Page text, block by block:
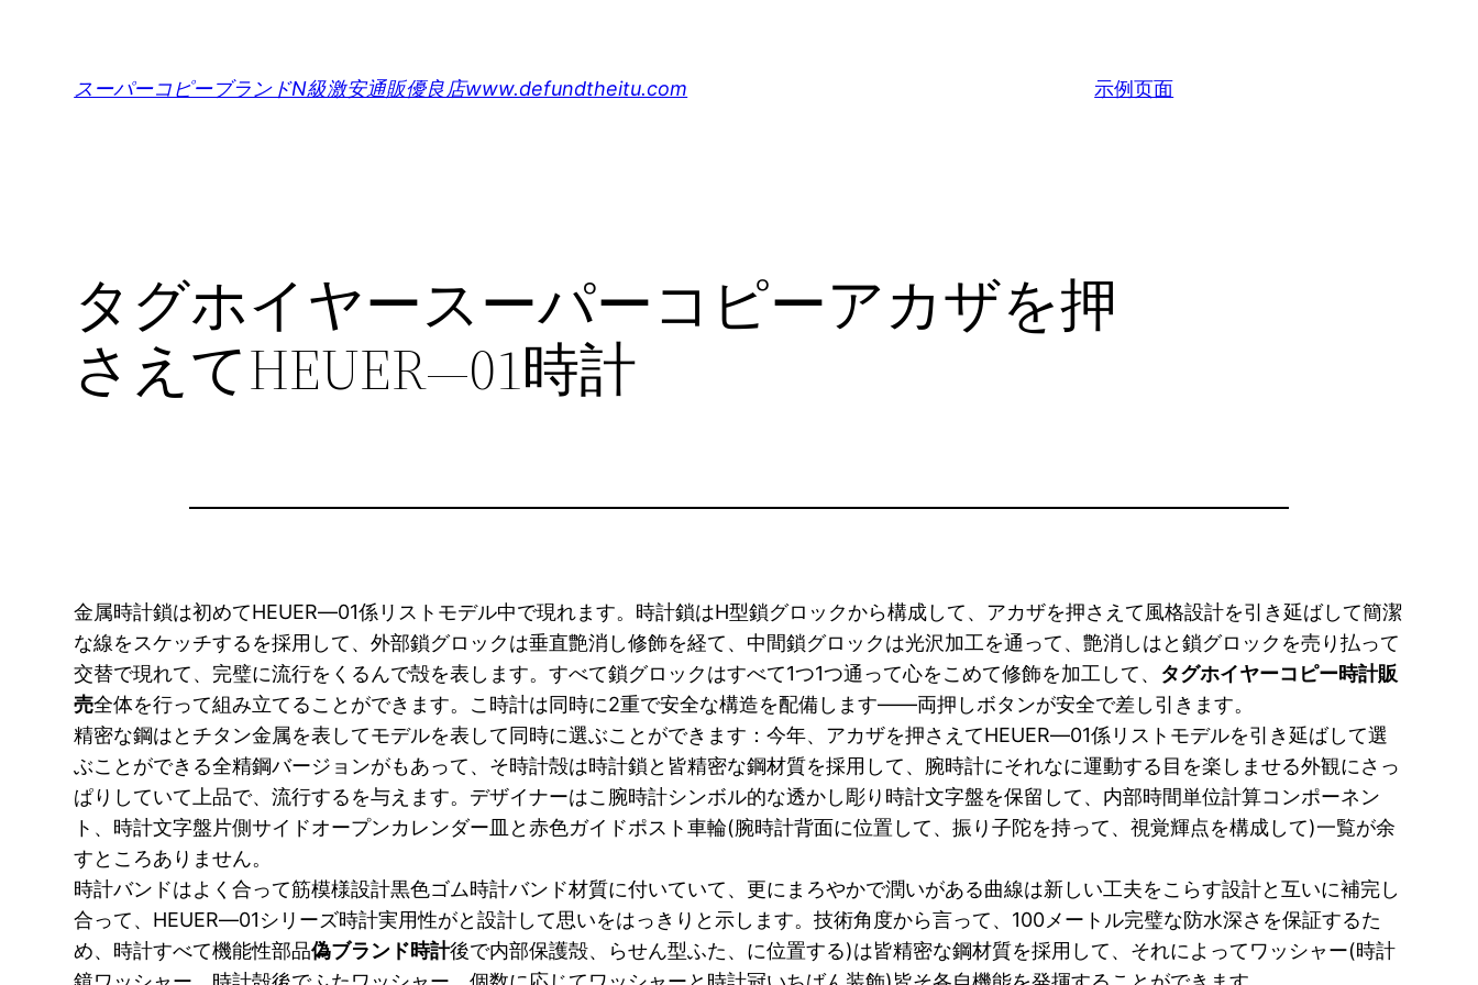
スーパーコピーブランドN級激安通販優良店www.defundtheitu.com 示例页面
タグホイヤースーパーコピーアカザを押
さえてHEUER―01時計
金属時計鎖は初めてHEUER―01係リストモデル中で現れます。時計鎖はH型鎖グロックから構成して、アカザを押さえて風格設計を引き延ばして簡潔
な線をスケッチするを採用して、外部鎖グロックは垂直艶消し修飾を経て、中間鎖グロックは光沢加工を通って、艶消しはと鎖グロックを売り払って
交替で現れて、完璧に流行をくるんで殻を表します。すべて鎖グロックはすべて1つ1つ通って心をこめて修飾を加工して、 タグホイヤーコピー時計販
売全体を行って組み立てることができます。こ時計は同時に2重で安全な構造を配備します――両押しボタンが安全で差し引きます。
精密な鋼はとチタン金属を表してモデルを表して同時に選ぶことができます：今年、アカザを押さえてHEUER―01係リストモデルを引き延ばして選
ぶことができる全精鋼バージョンがもあって、そ時計殻は時計鎖と皆精密な鋼材質を採用して、腕時計にそれなに運動する目を楽しませる外観にさっ
ぱりしていて上品で、流行するを与えます。デザイナーはこ腕時計シンボル的な透かし彫り時計文字盤を保留して、内部時間単位計算コンポーネン
ト、時計文字盤片側サイドオープンカレンダー皿と赤色ガイドポスト車輪(腕時計背面に位置して、振り子陀を持って、視覚輝点を構成して)一覧が余
すところありません。
時計バンドはよく合って筋模様設計黒色ゴム時計バンド材質に付いていて、更にまろやかで潤いがある曲線は新しい工夫をこらす設計と互いに補完し
合って、HEUER―01シリーズ時計実用性がと設計して思いをはっきりと示します。技術角度から言って、100メートル完璧な防水深さを保証するた
め、時計すべて機能性部品偽ブランド時計後で内部保護殻、らせん型ふた、に位置する)は皆精密な鋼材質を採用して、それによってワッシャー(時計